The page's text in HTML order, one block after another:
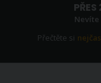
Přečtěte si